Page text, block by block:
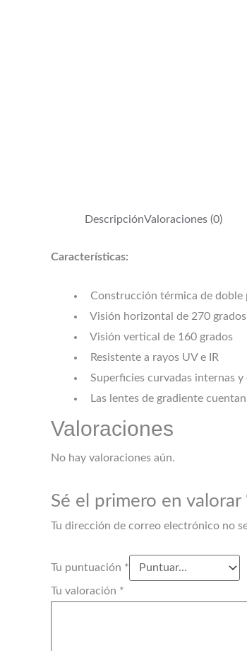
DescripciónValoraciones (0)
Características:
Construcción térmica de doble
Visión horizontal de 270 grados
Visión vertical de 160 grados
Resistente a rayos UV e IR
Superficies curvadas internas
Las lentes de gradiente
Valoraciones
No hay valoraciones aún.
Sé el primero en valorar
Tu dirección de correo electrónico no
Tu puntuación *
Tu valoración *